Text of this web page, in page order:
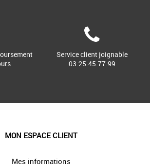
Service client joignable
03.25.45.77.99
MON ESPACE CLIENT
Mes informations